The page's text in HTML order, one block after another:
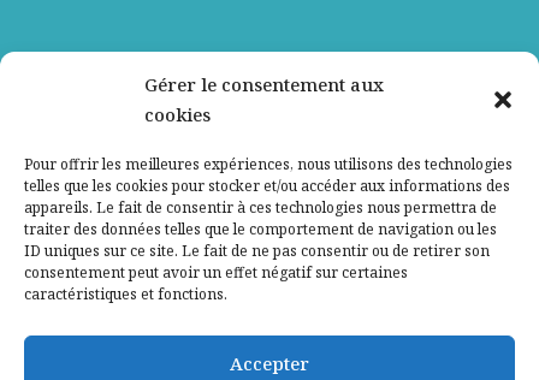
Gérer le consentement aux
cookies
Pour offrir les meilleures expériences, nous utilisons des technologies
telles que les cookies pour stocker et/ou accéder aux informations des
appareils. Le fait de consentir à ces technologies nous permettra de
traiter des données telles que le comportement de navigation ou les
ID uniques sur ce site. Le fait de ne pas consentir ou de retirer son
consentement peut avoir un effet négatif sur certaines
caractéristiques et fonctions.
Accepter
Nos partenaires
Contactez-nous
Mentions légales